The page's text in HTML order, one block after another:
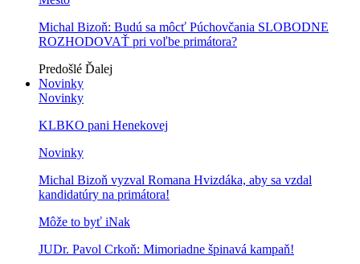
Michal Bizoň: Budú sa môcť Púchovčania SLOBODNE
ROZHODOVAŤ pri voľbe primátora?
Predošlé Ďalej
Novinky
Novinky
KLBKO pani Henekovej
Novinky
Michal Bizoň vyzval Romana Hvizdáka, aby sa vzdal
kandidatúry na primátora!
Môže to byť iNak
JUDr. Pavol Crkoň: Mimoriadne špinavá kampaň!